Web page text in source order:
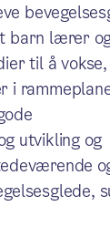
barn lærer
til å vokse,
i
utvikling og